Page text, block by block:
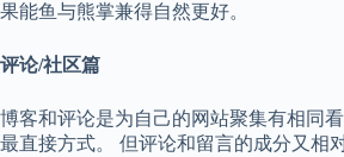
果能鱼与熊掌兼得自然更好。
评论/社区篇
博客和评论是为自己的网站聚集有相同
最直接方式。 但评论和留言的成分又相